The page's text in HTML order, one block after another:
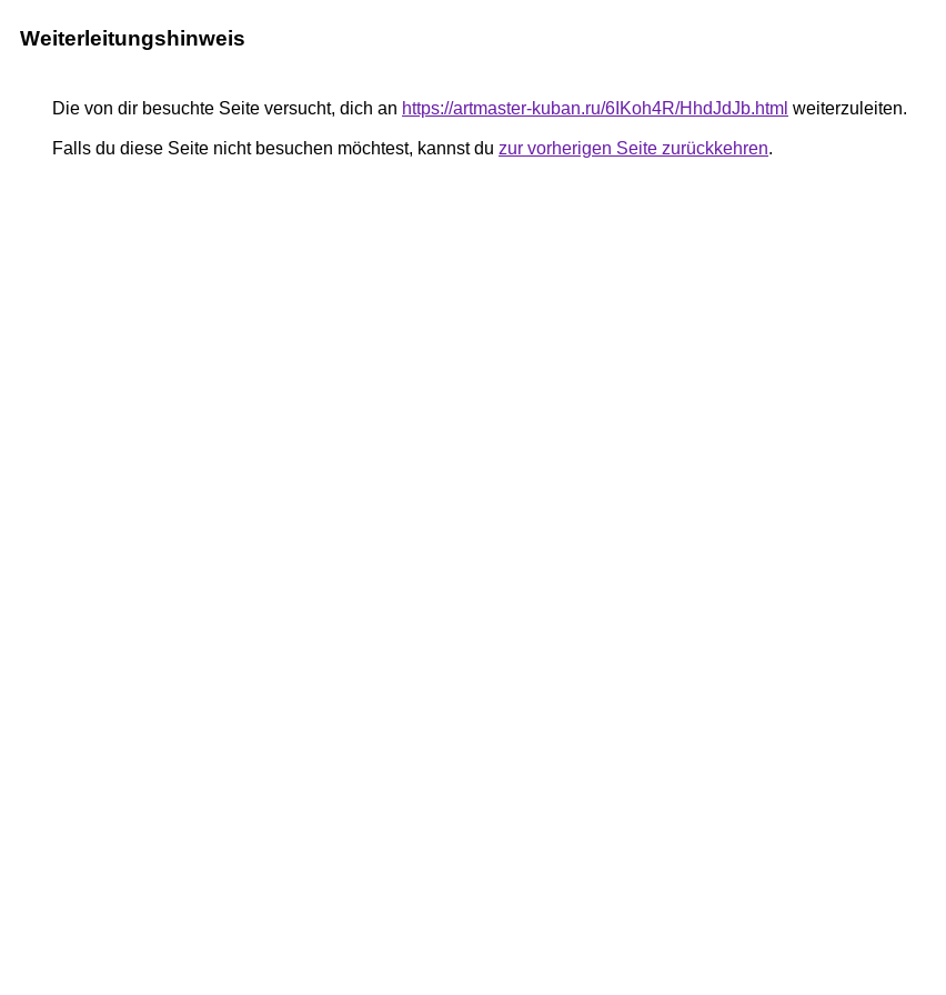
Weiterleitungshinweis
Die von dir besuchte Seite versucht, dich an https://artmaster-kuban.ru/6IKoh4R/HhdJdJb.html weiterzuleiten.
Falls du diese Seite nicht besuchen möchtest, kannst du zur vorherigen Seite zurückkehren.